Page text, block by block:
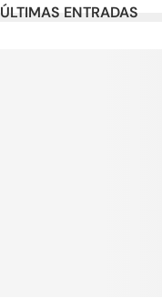
ÚLTIMAS ENTRADAS